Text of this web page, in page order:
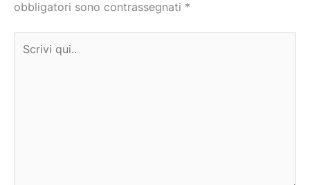
obbligatori sono contrassegnati *
qui..